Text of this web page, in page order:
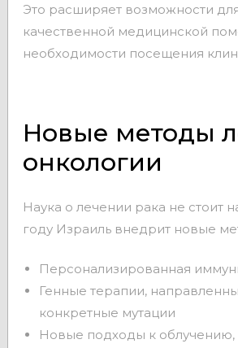
Это расширяет возможности
качественной медицинской
необходимости посещения
Новые методы
онкологии
Наука о лечении рака не стоит
году Израиль внедрит новые
Персонализированная
Генные терапии,
конкретные мутации
Новые подходы к облучению,